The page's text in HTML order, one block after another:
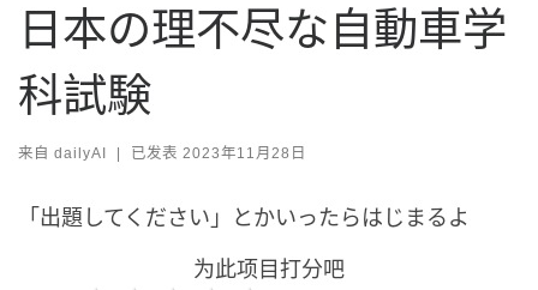
日本の理不尽な自動車学
科試験
来自 dailyAI | 已发表 2023年11月28日
「出題してください」とかいったらはじまるよ
为此项目打分吧